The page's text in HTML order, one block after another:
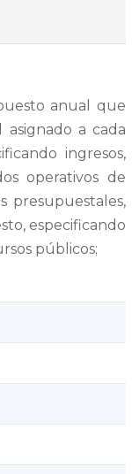
anual que
a cada
ingresos,
operativos de
presupuestales,
especificando
públicos;